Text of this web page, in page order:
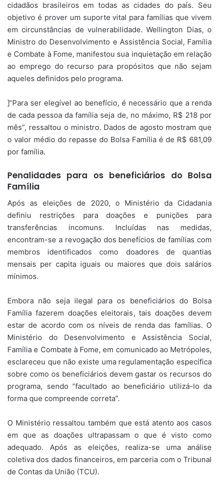
cidadãos brasileiros em todas as cidades do país. Seu
objetivo é prover um suporte vital para famílias que vivem
em circunstâncias de vulnerabilidade. Wellington Dias, o
Ministro do Desenvolvimento e Assistência Social, Família
e Combate à Fome, manifestou sua inquietação em relação
ao emprego do recurso para propósitos que não sejam
aqueles definidos pelo programa.
]“Para ser elegível ao benefício, é necessário que a renda
de cada pessoa da família seja de, no máximo, R$ 218 por
mês”, ressaltou o ministro. Dados de agosto mostram que
o valor médio do repasse do Bolsa Família é de R$ 681,09
por família.
Penalidades para os beneficiários do Bolsa
Família
Após as eleições de 2020, o Ministério da Cidadania
definiu restrições para doações e punições para
transferências incomuns. Incluídas nas medidas,
encontram-se a revogação dos benefícios de famílias com
membros identificados como doadores de quantias
mensais per capita iguais ou maiores que dois salários
mínimos.
Embora não seja ilegal para os beneficiários do Bolsa
Família fazerem doações eleitorais, tais doações devem
estar de acordo com os níveis de renda das famílias. O
Ministério do Desenvolvimento e Assistência Social,
Família e Combate à Fome, em comunicado ao Metrópoles,
esclareceu que não existe uma regulamentação específica
sobre como os beneficiários devem gastar os recursos do
programa, sendo “facultado ao beneficiário utilizá-lo da
forma que compreende correta”.
O Ministério ressaltou também que está atento aos casos
em que as doações ultrapassam o que é visto como
adequado. Após as eleições, realiza-se uma análise
coletiva dos dados financeiros, em parceria com o Tribunal
de Contas da União (TCU).